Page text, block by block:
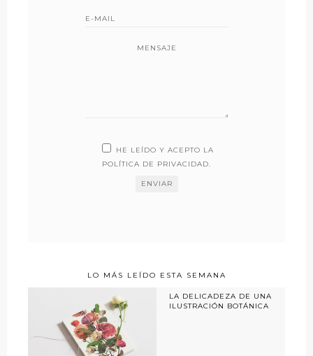
MENSAJE
HE LEÍDO Y ACEPTO LA
POLÍTICA DE PRIVACIDAD.
LO MÁS LEÍDO ESTA SEMANA
LA DELICADEZA DE UNA
ILUSTRACIÓN BOTÁNICA